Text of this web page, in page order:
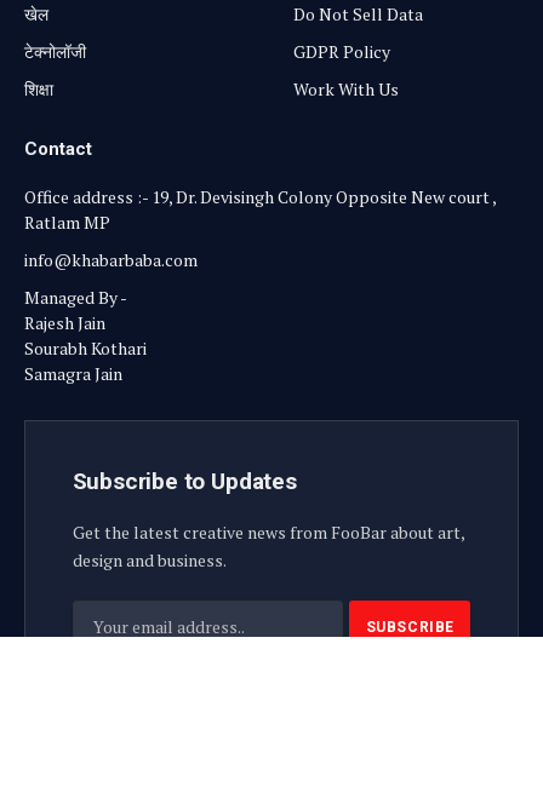
खेल
टेक्नोलॉजी
शिक्षा
Do Not Sell Data
GDPR Policy
Work With Us
Contact
Office address :- 19, Dr. Devisingh Colony Opposite New court ,
Ratlam MP
info@khabarbaba.com
Managed By -
Rajesh Jain
Sourabh Kothari
Samagra Jain
Subscribe to Updates
Get the latest creative news from FooBar about art,
design and business.